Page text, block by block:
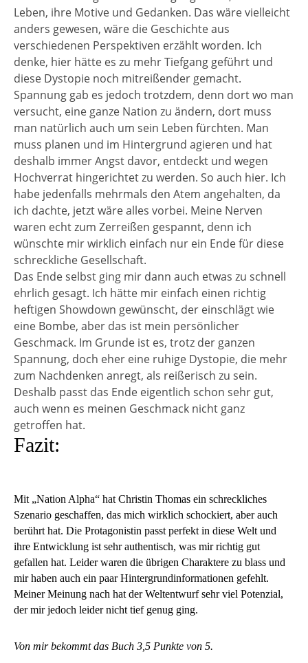
Leben, ihre Motive und Gedanken. Das wäre vielleicht
anders gewesen, wäre die Geschichte aus
verschiedenen Perspektiven erzählt worden. Ich
denke, hier hätte es zu mehr Tiefgang geführt und
diese Dystopie noch mitreißender gemacht.
Spannung gab es jedoch trotzdem, denn dort wo man
versucht, eine ganze Nation zu ändern, dort muss
man natürlich auch um sein Leben fürchten. Man
muss planen und im Hintergrund agieren und hat
deshalb immer Angst davor, entdeckt und wegen
Hochverrat hingerichtet zu werden. So auch hier. Ich
habe jedenfalls mehrmals den Atem angehalten, da
ich dachte, jetzt wäre alles vorbei. Meine Nerven
waren echt zum Zerreißen gespannt, denn ich
wünschte mir wirklich einfach nur ein Ende für diese
schreckliche Gesellschaft.
Das Ende selbst ging mir dann auch etwas zu schnell
ehrlich gesagt. Ich hätte mir einfach einen richtig
heftigen Showdown gewünscht, der einschlägt wie
eine Bombe, aber das ist mein persönlicher
Geschmack. Im Grunde ist es, trotz der ganzen
Spannung, doch eher eine ruhige Dystopie, die mehr
zum Nachdenken anregt, als reißerisch zu sein.
Deshalb passt das Ende eigentlich schon sehr gut,
auch wenn es meinen Geschmack nicht ganz
getroffen hat.
Fazit:
Mit „Nation Alpha“ hat Christin Thomas ein schreckliches
Szenario geschaffen, das mich wirklich schockiert, aber auch
berührt hat. Die Protagonistin passt perfekt in diese Welt und
ihre Entwicklung ist sehr authentisch, was mir richtig gut
gefallen hat. Leider waren die übrigen Charaktere zu blass und
mir haben auch ein paar Hintergrundinformationen gefehlt.
Meiner Meinung nach hat der Weltentwurf sehr viel Potenzial,
der mir jedoch leider nicht tief genug ging.
Von mir bekommt das Buch 3,5 Punkte von 5.